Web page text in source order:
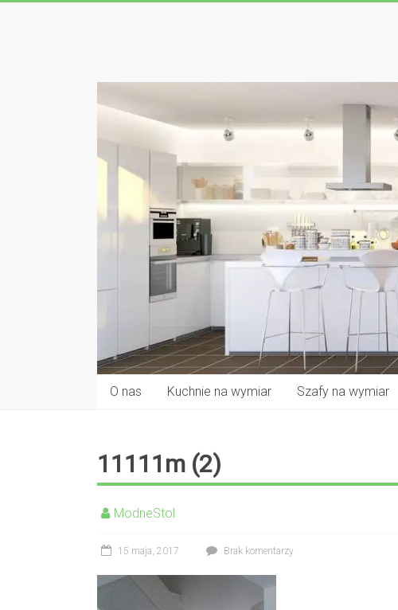
O nas Kuchnie na wymiar Szafy na wymiar
11111m (2)
ModneStol
15 maja, 2017 Brak komentarzy